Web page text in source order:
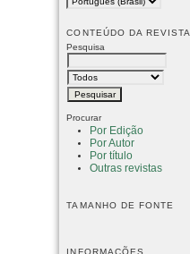
CONTEÚDO DA REVISTA
Pesquisa
Procurar
Por Edição
Por Autor
Por título
Outras revistas
TAMANHO DE FONTE
INFORMAÇÕES